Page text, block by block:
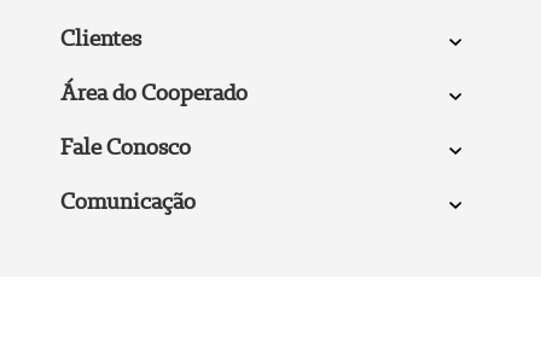
Clientes
Área do Cooperado
Fale Conosco
Comunicação